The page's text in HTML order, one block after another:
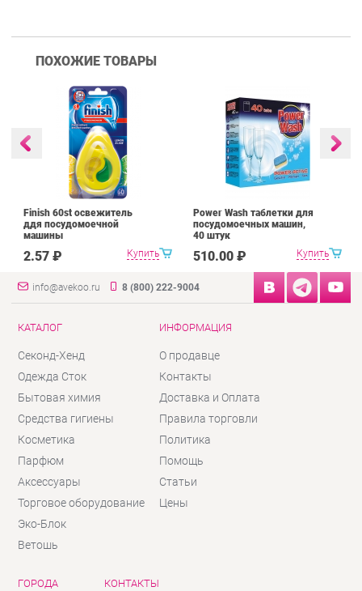
ПОХОЖИЕ ТОВАРЫ
Купить
Finish 60st освежитель
ддя посудомоечной
машины
2.57 ₽ Купить
Power Wash таблетки для
посудомоечных машин,
40 штук
510.00 ₽
info@avekoo.ru 8 (800) 222-9004
КАТАЛОГ
Секонд-Хенд
Одежда Сток
Бытовая химия
Средства гигиены
Косметика
Парфюм
Аксессуары
Торговое оборудование
Эко-Блок
Ветошь
ИНФОРМАЦИЯ
О продавце
Контакты
Доставка и Оплата
Правила торговли
Политика
Помощь
Статьи
Цены
ГОРОДА КОНТАКТЫ